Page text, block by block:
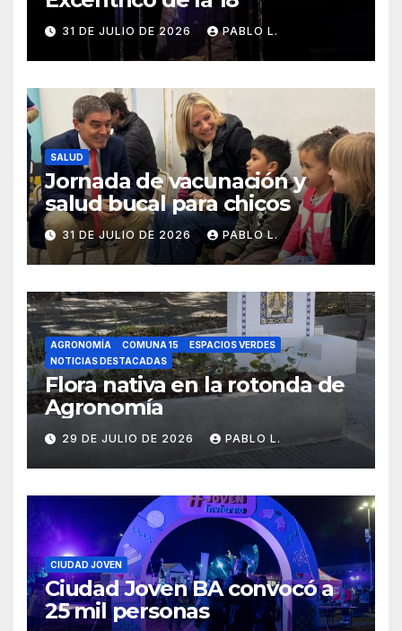
31 DE JULIO DE 2026 PABLO L.
SALUD
Jornada de vacunación y
salud bucal para chicos
31 DE JULIO DE 2026 PABLO L.
AGRONOMÍA COMUNA 15
ESPACIOS VERDES
NOTICIAS DESTACADAS
Flora nativa en la rotonda de
Agronomía
29 DE JULIO DE 2026 PABLO L.
CIUDAD JOVEN
Ciudad Joven BA convocó a
25 mil personas